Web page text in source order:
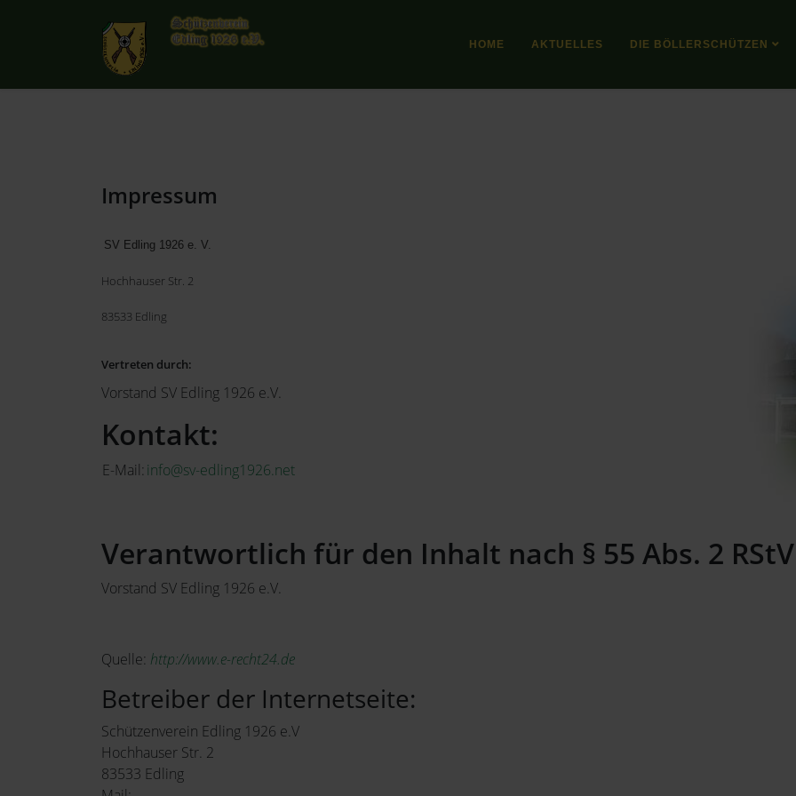
HOME AKTUELLES DIE BÖLLERSCHÜTZEN
Impressum
SV Edling 1926 e. V.
Hochhauser Str. 2
83533 Edling
Vertreten durch:
Vorstand SV Edling 1926 e.V.
Kontakt:
E-Mail: info@sv-edling1926.net
Verantwortlich für den Inhalt nach § 55 Abs. 2
Vorstand SV Edling 1926 e.V.
Quelle: http://www.e-recht24.de
Betreiber der Internetseite:
Schützenverein Edling 1926 e.V
Hochhauser Str. 2
83533 Edling